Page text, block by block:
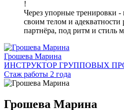
!
Через упорные тренировки
своим телом и адекватности
партнёра, под ритм и стиль
Грошева Марина
ИНСТРУКТОР ГРУППОВЫХ
Стаж работы 2 года
Грошева Марина